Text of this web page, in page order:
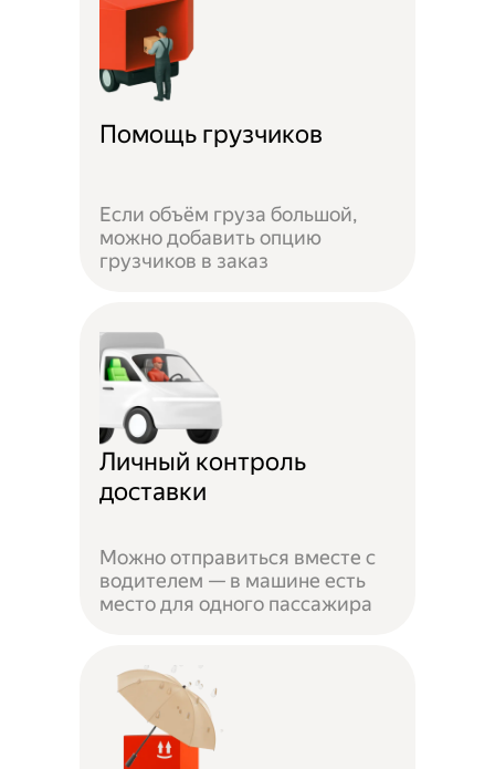
Помощь грузчиков
Если объём груза большой,
можно добавить опцию
грузчиков в заказ
Личный контроль
доставки
Можно отправиться вместе с
водителем — в машине есть
место для одного пассажира